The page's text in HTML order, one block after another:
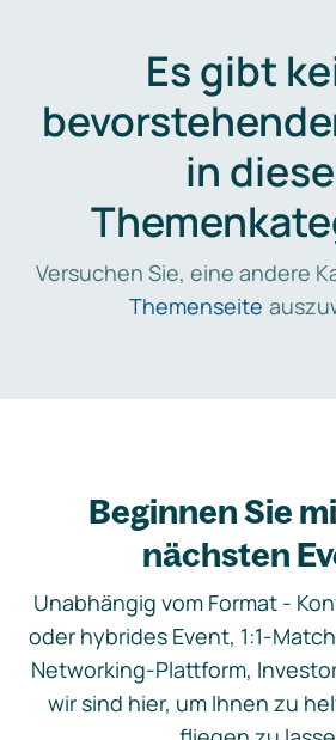
Es gibt
in
Versuchen Sie, eine andere
Themenseite
Beginnen Sie
nächsten
Unabhängig vom Format -
oder hybrides Event, 1:1-
Networking-Plattform,
wir sind hier, um Ihnen zu